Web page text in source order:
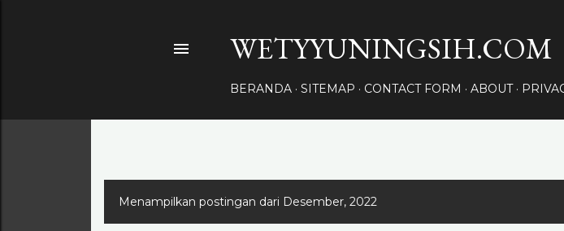
WETYYUNINGSIH.COM
BERANDA SITEMAP CONTACT FORM ABOUT
Menampilkan postingan dari Desember, 2022